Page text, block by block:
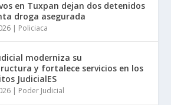
en Tuxpan dejan dos detenidos
droga asegurada
| Policiaca
moderniza su
y fortalece servicios en los
JudicialES
| Poder Judicial